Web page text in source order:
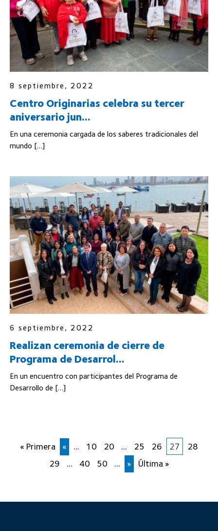
8 septiembre, 2022
Centro Originarias celebra su tercer
aniversario jun...
En una ceremonia cargada de los saberes tradicionales del
mundo […]
6 septiembre, 2022
Realizan ceremonia de cierre de
Programa de Desarrol...
En un encuentro con participantes del Programa de
Desarrollo de […]
« Primera « ... 10 20 ... 25 26 27
28
29
... 40 50 ... » Última »